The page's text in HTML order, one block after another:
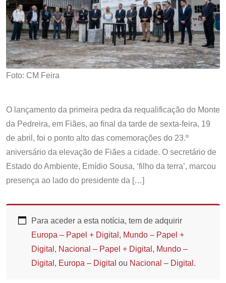
Foto: CM Feira
O lançamento da primeira pedra da requalificação do Monte
da Pedreira, em Fiães, ao final da tarde de sexta-feira, 19
de abril, foi o ponto alto das comemorações do 23.º
aniversário da elevação de Fiães a cidade. O secretário de
Estado do Ambiente, Emídio Sousa, ‘filho da terra’, marcou
presença ao lado do presidente da […]
Para aceder a esta notícia, tem de adquirir
Europa – Papel + Digital , Mundo – Papel +
Digital , Nacional – Papel + Digital , Mundo –
Digital , Europa – Digital ou Nacional – Digital .